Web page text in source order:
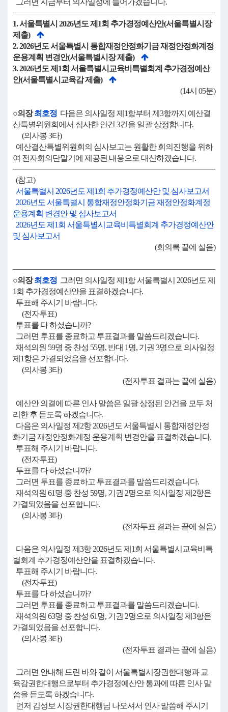
그러면 지금부터 의사일정에 들어가겠습니다.
1. 서울특별시 2026년도 제1회 추가경정예산안(서울특별시장
제출)
2. 2026년도 서울특별시 통합재정안정화기금 재정안정화계정
운용계획 변경안(서울특별시장 제출)
3. 2026년도 제1회 서울특별시교육비특별회계 추가경정예산
안(서울특별시교육감 제출)
(14시 05분)
○의장최호정 다음은 의사일정 제1항부터 제3항까지 예산결
산특별위원회에서 심사한 안건 3건을 일괄 상정합니다.
(의사봉 3타)
예산결산특별위원회의 심사보고는 원활한 회의진행을 위하
여 전자회의단말기에 제공된 내용으로 대신하겠습니다.
(참고)
서울특별시 2026년도 제1회 추가경정예산안 및 심사보고서
2026년도 서울특별시 통합재정안정화기금 재정안정화계정
운용계획 변경안 및 심사보고서
2026년도 제1회 서울특별시교육비특별회계 추가경정예산안
및 심사보고서
(회의록 끝에 실음)
○의장최호정 그러면 의사일정 제1항 서울특별시 2026년도 제
1회 추가경정예산안을 표결하겠습니다.
투표해 주시기 바랍니다.
(전자투표)
투표를 다 하셨습니까?
그러면 투표를 종료하고 투표결과를 말씀드리겠습니다.
재석의원 59명 중 찬성 55명, 반대 1명, 기권 3명으로 의사일정
제1항은 가결되었음을 선포합니다.
(의사봉 3타)
(전자투표 결과는 끝에 실음)
예산안 의결에 따른 인사 말씀은 일괄 상정된 안건을 모두 처
리한 후 듣도록 하겠습니다.
다음은 의사일정 제2항 2026년도 서울특별시 통합재정안정
화기금 재정안정화계정 운용계획 변경안을 표결하겠습니다.
투표해 주시기 바랍니다.
(전자투표)
투표를 다 하셨습니까?
그러면 투표를 종료하고 투표결과를 말씀드리겠습니다.
재석의원 61명 중 찬성 59명, 기권 2명으로 의사일정 제2항은
가결되었음을 선포합니다.
(의사봉 3타)
(전자투표 결과는 끝에 실음)
다음은 의사일정 제3항 2026년도 제1회 서울특별시교육비특
별회계 추가경정예산안을 표결하겠습니다.
투표해 주시기 바랍니다.
(전자투표)
투표를 다 하셨습니까?
그러면 투표를 종료하고 투표결과를 말씀드리겠습니다.
재석의원 63명 중 찬성 61명, 기권 2명으로 의사일정 제3항은
가결되었음을 선포합니다.
(의사봉 3타)
(전자투표 결과는 끝에 실음)
그러면 안내해 드린 바와 같이 서울특별시장권한대행과 교
육감권한대행으로부터 추가경정예산안 통과에 따른 인사 말
씀을 듣도록 하겠습니다.
먼저 김성보 시장권한대행님 나오셔서 인사 말씀해 주시기